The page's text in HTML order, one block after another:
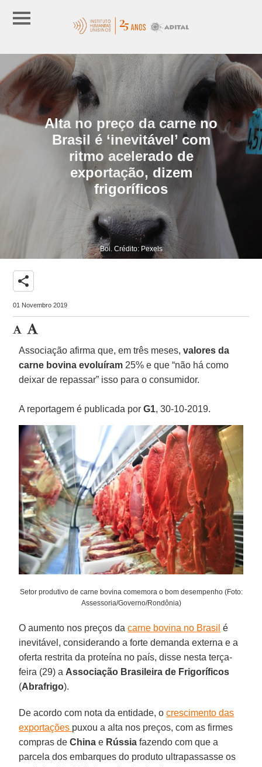
Alta no preço da carne no
Brasil é ‘inevitável’ com
ritmo acelerado de
exportação, dizem
frigoríficos
Boi. Crédito: Pexels
share
01 Novembro 2019
Associação afirma que, em três meses,valores da
carne bovina evoluíram 25% e que “não há como
deixar de repassar” isso para o consumidor.
A reportagem é publicada porG1, 30-10-2019.
Setor produtivo de carne bovina comemora o bom desempenho (Foto:
Assessoria/Governo/Rondônia)
O aumento nos preços dacarne bovina no Brasil é
inevitável, considerando a forte demanda externa e a
oferta restrita da proteína no país, disse nesta terça-
feira (29) a Associação Brasileira de Frigoríficos
(Abrafrigo).
De acordo com nota da entidade, ocrescimento das
exportações puxou a alta nos preços, com as firmes
compras deChina e Rússia fazendo com que a
parcela dos embarques do produto ultrapassasse os